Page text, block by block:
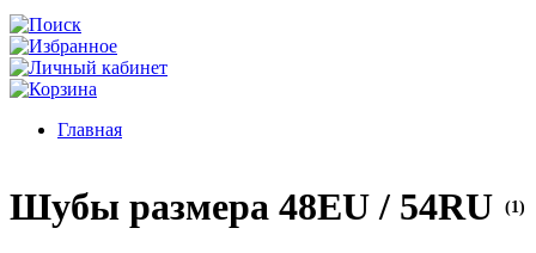
Главная
Шубы размера 48EU / 54RU (1)